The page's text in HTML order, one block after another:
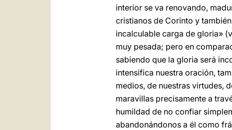
interior se va renovando,
cristianos de Corinto y
incalculable carga de gloria»
muy pesada; pero en
sabiendo que la gloria será
intensifica nuestra oración,
medios, de nuestras virtudes,
maravillas precisamente a
humildad de no confiar
abandonándonos a él como